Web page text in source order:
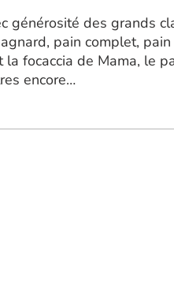
générosité des grands
pain complet,
focaccia de Mama, le
encore…